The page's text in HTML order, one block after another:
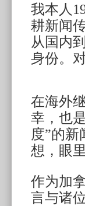
我本人
耕新闻
从国内
身份。
在海外
幸，也
度”的
想，眼
作为加
言与诸